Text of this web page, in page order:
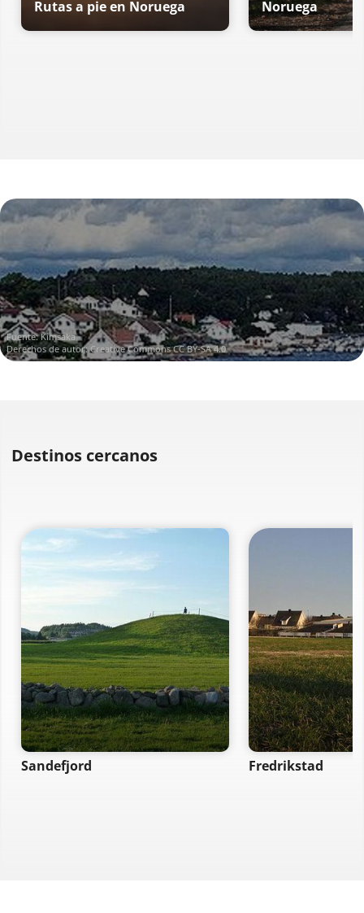
Rutas a pie en Noruega
Noruega
Fuente:Kimsaka
Derechos de autor:Creative Commons CC BY-SA 4.0
Destinos cercanos
Sandefjord Fredrikstad